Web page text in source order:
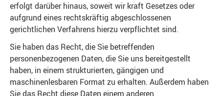
erfolgt darüber hinaus, soweit wir kraft Gesetzes oder
aufgrund eines rechtskräftig abgeschlossenen
gerichtlichen Verfahrens hierzu verpflichtet sind.
Sie haben das Recht, die Sie betreffenden
personenbezogenen Daten, die Sie uns bereitgestellt
haben, in einem strukturierten, gängigen und
maschinenlesbaren Format zu erhalten. Außerdem haben
Sie das Recht diese Daten einem anderen